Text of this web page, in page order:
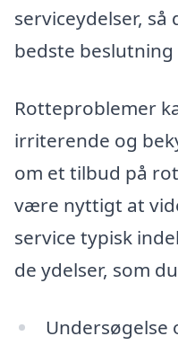
serviceydelser,
bedste
Rotteproblemer
irriterende og
om et tilbud på
være nyttigt at
service typisk
de ydelser, som